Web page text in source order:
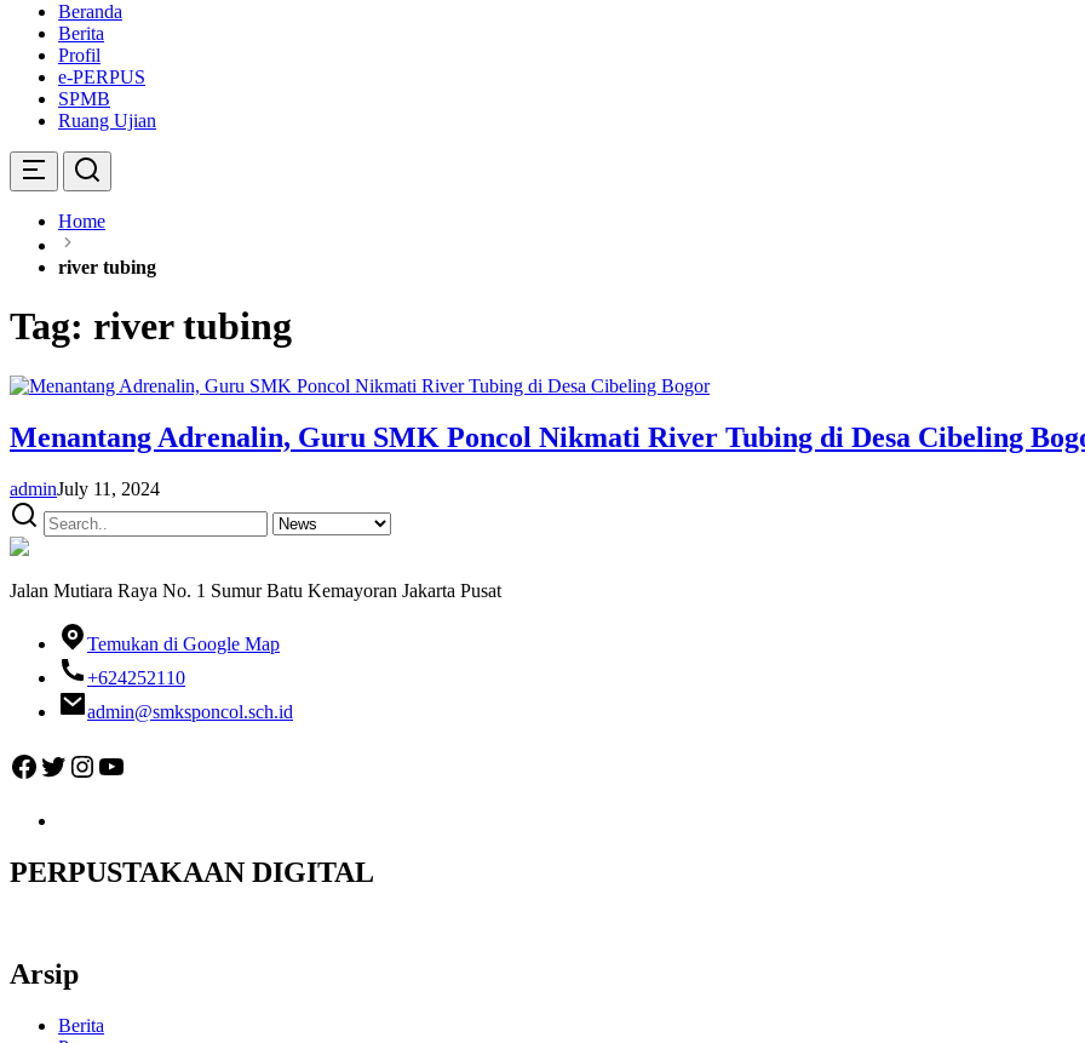
Beranda
Berita
Profil
e-PERPUS
SPMB
Ruang Ujian
Home
river tubing
Tag: river tubing
Menantang Adrenalin, Guru SMK Poncol Nikmati River Tubing di Desa Cibeling
adminJuly 11, 2024
Jalan Mutiara Raya No. 1 Sumur Batu Kemayoran Jakarta Pusat
Temukan di Google Map
+624252110
admin@smksponcol.sch.id
Facebook
Twitter
Instagram
YouTube
PERPUSTAKAAN DIGITAL
Arsip
Berita